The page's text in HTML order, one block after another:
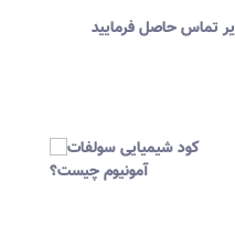
تماس حاصل فرمایید